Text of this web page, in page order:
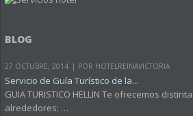
BLOG
27 OCTUBRE, 2014 POR HOTELREINAVICTORIA
Servicio de Guía Turístico de la...
GUIA TURISTICO HELLIN Te ofrecemos
alrededores; …